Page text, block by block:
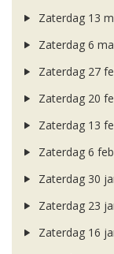
Zaterdag 13
Zaterdag 6
Zaterdag 27
Zaterdag 20
Zaterdag 13
Zaterdag 6
Zaterdag 30
Zaterdag 23
Zaterdag 16